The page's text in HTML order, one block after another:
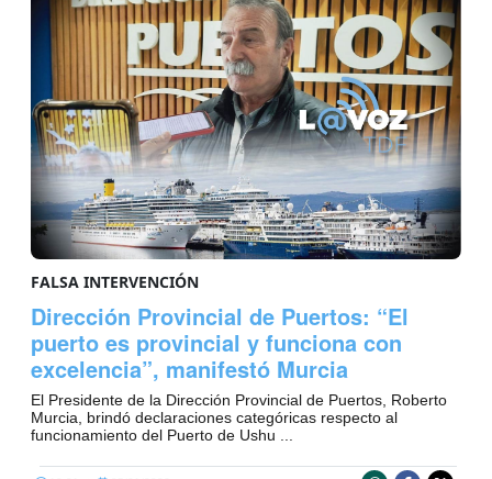
FALSA INTERVENCIÓN
Dirección Provincial de Puertos: “El
puerto es provincial y funciona con
excelencia”, manifestó Murcia
El Presidente de la Dirección Provincial de Puertos, Roberto
Murcia, brindó declaraciones categóricas respecto al
funcionamiento del Puerto de Ushu ...